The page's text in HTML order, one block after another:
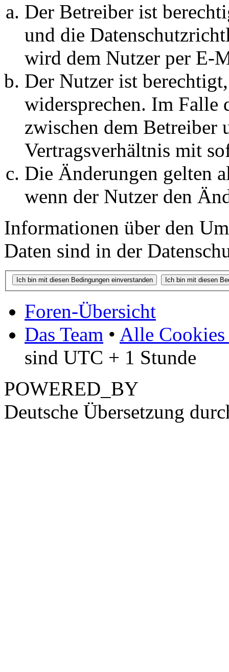
Der Betreiber ist
und die
wird dem Nutzer per E-
Der Nutzer ist
widersprechen. Im Falle
zwischen dem Betreiber
Vertragsverhältnis mit
Die Änderungen gelten
wenn der Nutzer den
Informationen über den
Daten sind in der
Foren-Übersicht
Das Team • Alle Cookies
sind UTC + 1 Stunde
POWERED_BY
Deutsche Übersetzung